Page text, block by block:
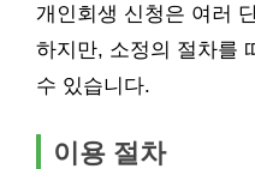
개인회생 신청은 여러
하지만, 소정의 절차를
수 있습니다.
이용 절차